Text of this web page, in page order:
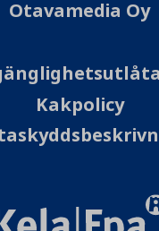
Otavamedia Oy
Kakpolicy